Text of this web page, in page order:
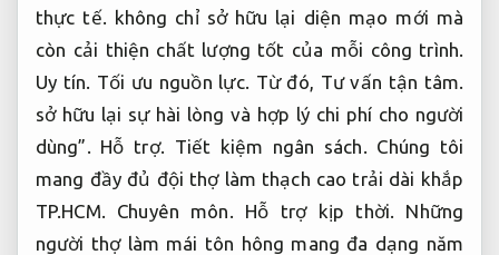
thực tế. không chỉ sở hữu lại diện mạo mới mà
còn cải thiện chất lượng tốt của mỗi công trình.
Uy tín. Tối ưu nguồn lực. Từ đó, Tư vấn tận tâm.
sở hữu lại sự hài lòng và hợp lý chi phí cho người
dùng”. Hỗ trợ. Tiết kiệm ngân sách. Chúng tôi
mang đầy đủ đội thợ làm thạch cao trải dài khắp
TP.HCM. Chuyên môn. Hỗ trợ kịp thời. Những
người thợ làm mái tôn hông mang đa dạng năm